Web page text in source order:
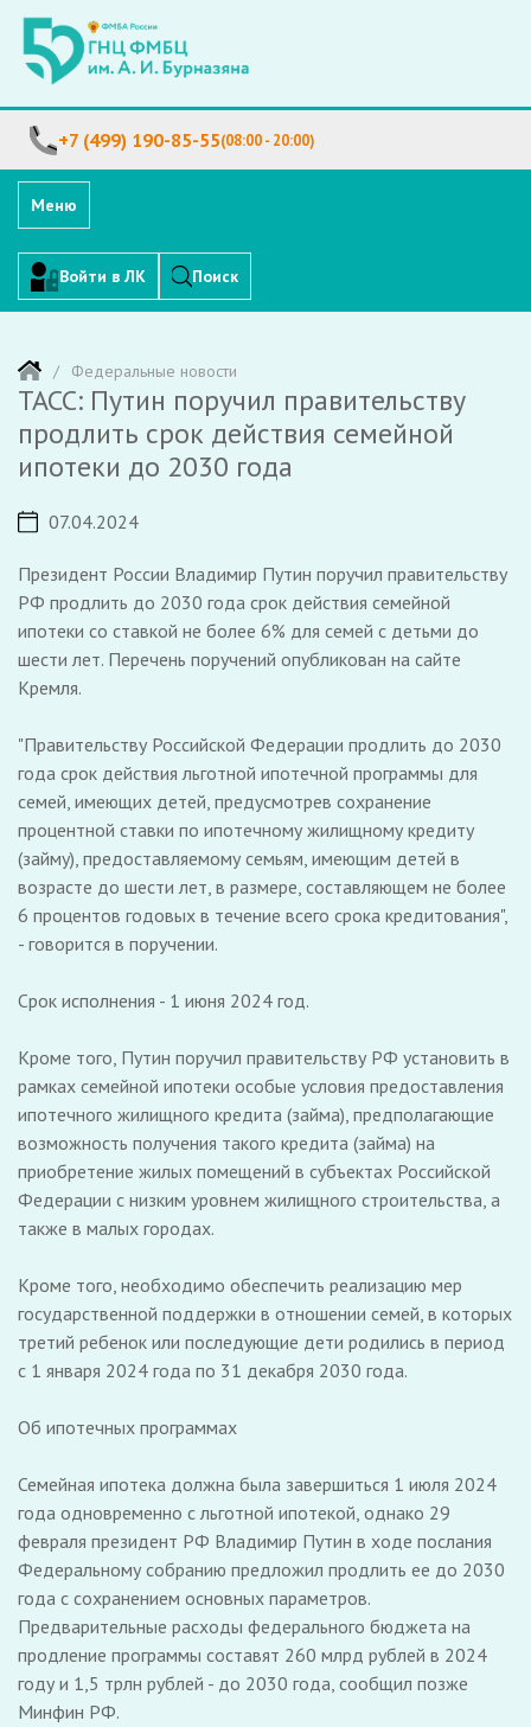
+7 (499) 190-85-55(08:00 - 20:00)
Меню
Войти в ЛК Поиск
Федеральные новости
ТАСС: Путин поручил правительству
продлить срок действия семейной
ипотеки до 2030 года
07.04.2024
Президент России Владимир Путин поручил правительству
РФ продлить до 2030 года срок действия семейной
ипотеки со ставкой не более 6% для семей с детьми до
шести лет. Перечень поручений опубликован на сайте
Кремля.
"Правительству Российской Федерации продлить до 2030
года срок действия льготной ипотечной программы для
семей, имеющих детей, предусмотрев сохранение
процентной ставки по ипотечному жилищному кредиту
(займу), предоставляемому семьям, имеющим детей в
возрасте до шести лет, в размере, составляющем не более
6 процентов годовых в течение всего срока кредитования",
- говорится в поручении.
Срок исполнения - 1 июня 2024 год.
Кроме того, Путин поручил правительству РФ установить в
рамках семейной ипотеки особые условия предоставления
ипотечного жилищного кредита (займа), предполагающие
возможность получения такого кредита (займа) на
приобретение жилых помещений в субъектах Российской
Федерации с низким уровнем жилищного строительства, а
также в малых городах.
Кроме того, необходимо обеспечить реализацию мер
государственной поддержки в отношении семей, в которых
третий ребенок или последующие дети родились в период
с 1 января 2024 года по 31 декабря 2030 года.
Об ипотечных программах
Семейная ипотека должна была завершиться 1 июля 2024
года одновременно с льготной ипотекой, однако 29
февраля президент РФ Владимир Путин в ходе послания
Федеральному собранию предложил продлить ее до 2030
года с сохранением основных параметров.
Предварительные расходы федерального бюджета на
продление программы составят 260 млрд рублей в 2024
году и 1,5 трлн рублей - до 2030 года, сообщил позже
Минфин РФ.